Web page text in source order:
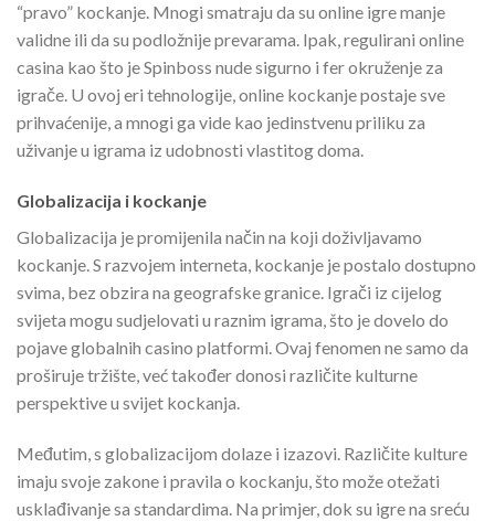
“pravo” kockanje. Mnogi smatraju da su online igre manje
validne ili da su podložnije prevarama. Ipak, regulirani online
casina kao što je Spinboss nude sigurno i fer okruženje za
igrače. U ovoj eri tehnologije, online kockanje postaje sve
prihvaćenije, a mnogi ga vide kao jedinstvenu priliku za
uživanje u igrama iz udobnosti vlastitog doma.
Globalizacija i kockanje
Globalizacija je promijenila način na koji doživljavamo
kockanje. S razvojem interneta, kockanje je postalo dostupno
svima, bez obzira na geografske granice. Igrači iz cijelog
svijeta mogu sudjelovati u raznim igrama, što je dovelo do
pojave globalnih casino platformi. Ovaj fenomen ne samo da
proširuje tržište, već također donosi različite kulturne
perspektive u svijet kockanja.
Međutim, s globalizacijom dolaze i izazovi. Različite kulture
imaju svoje zakone i pravila o kockanju, što može otežati
usklađivanje sa standardima. Na primjer, dok su igre na sreću